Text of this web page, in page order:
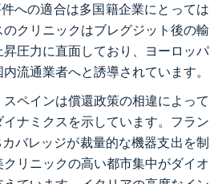
件への適合は多国籍企業にとっては
クリニックはブレグジット後の輸
圧力に直面しており、ヨーロッパ
流通業者へと誘導されています。
ペインは償還政策の相違によって
ナミクスを示しています。フラン
バレッジが裁量的な機器支出を制
リニックの高い都市集中がダイオ